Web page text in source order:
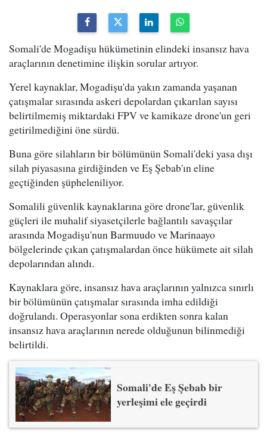
Somali'de Mogadişu hükümetinin elindeki insansız hava
araçlarının denetimine ilişkin sorular artıyor.
Yerel kaynaklar, Mogadişu'da yakın zamanda yaşanan
çatışmalar sırasında askeri depolardan çıkarılan sayısı
belirtilmemiş miktardaki FPV ve kamikaze drone'un geri
getirilmediğini öne sürdü.
Buna göre silahların bir bölümünün Somali'deki yasa dışı
silah piyasasına girdiğinden ve Eş Şebab'ın eline
geçtiğinden şüpheleniliyor.
Somalili güvenlik kaynaklarına göre drone'lar, güvenlik
güçleri ile muhalif siyasetçilerle bağlantılı savaşçılar
arasında Mogadişu'nun Barmuudo ve Marinaayo
bölgelerinde çıkan çatışmalardan önce hükümete ait silah
depolarından alındı.
Kaynaklara göre, insansız hava araçlarının yalnızca sınırlı
bir bölümünün çatışmalar sırasında imha edildiği
doğrulandı. Operasyonlar sona erdikten sonra kalan
insansız hava araçlarının nerede olduğunun bilinmediği
belirtildi.
Somali'de Eş Şebab bir
yerleşimi ele geçirdi